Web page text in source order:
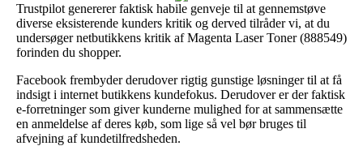
Trustpilot genererer faktisk habile genveje til at gennemstøve
diverse eksisterende kunders kritik og derved tilråder vi, at du
undersøger netbutikkens kritik af Magenta Laser Toner (888549)
forinden du shopper.
Facebook frembyder derudover rigtig gunstige løsninger til at få
indsigt i internet butikkens kundefokus. Derudover er der faktisk
e-forretninger som giver kunderne mulighed for at sammensætte
en anmeldelse af deres køb, som lige så vel bør bruges til
afvejning af kundetilfredsheden.